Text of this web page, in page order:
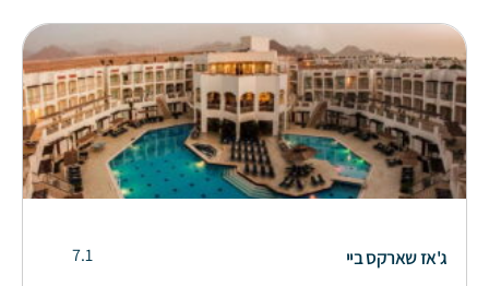
ג'אז שארקס ביי 7.1